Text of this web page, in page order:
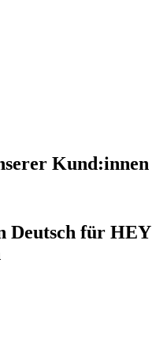
Kund:innen
Deutsch für HEY